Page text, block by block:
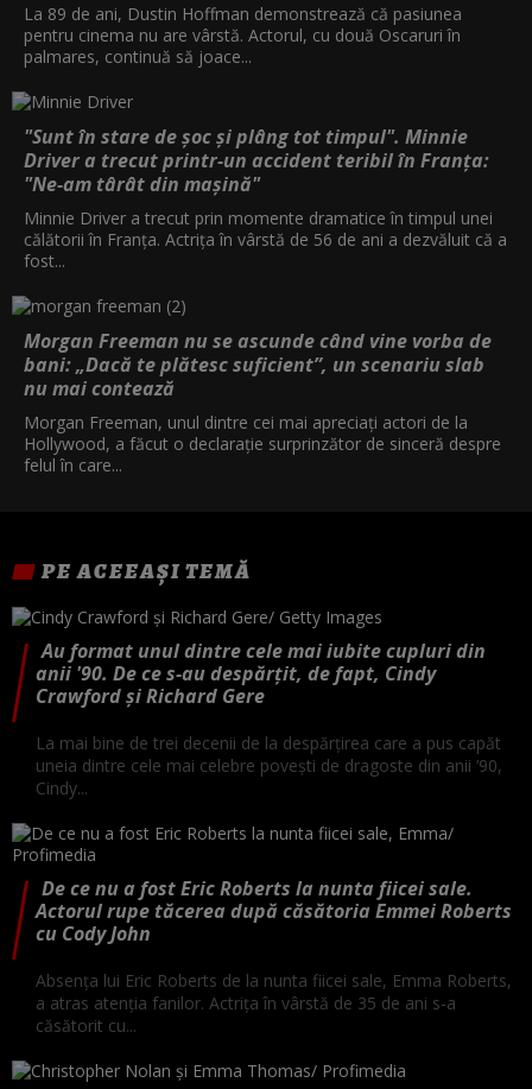
La 89 de ani, Dustin Hoffman demonstrează că pasiunea
pentru cinema nu are vârstă. Actorul, cu două Oscaruri în
palmares, continuă să joace...
"Sunt în stare de șoc și plâng tot timpul". Minnie
Driver a trecut printr-un accident teribil în Franța:
"Ne-am târât din mașină"
Minnie Driver a trecut prin momente dramatice în timpul unei
călătorii în Franța. Actrița în vârstă de 56 de ani a dezvăluit că a
fost...
Morgan Freeman nu se ascunde când vine vorba de
bani: „Dacă te plătesc suficient”, un scenariu slab
nu mai contează
Morgan Freeman, unul dintre cei mai apreciați actori de la
Hollywood, a făcut o declarație surprinzător de sinceră despre
felul în care...
PE ACEEAȘI TEMĂ
Au format unul dintre cele mai iubite cupluri din
anii '90. De ce s-au despărțit, de fapt, Cindy
Crawford și Richard Gere
La mai bine de trei decenii de la despărțirea care a pus capăt
uneia dintre cele mai celebre povești de dragoste din anii ’90,
Cindy...
De ce nu a fost Eric Roberts la nunta fiicei sale.
Actorul rupe tăcerea după căsătoria Emmei Roberts
cu Cody John
Absența lui Eric Roberts de la nunta fiicei sale, Emma Roberts,
a atras atenția fanilor. Actrița în vârstă de 35 de ani s-a
căsătorit cu...